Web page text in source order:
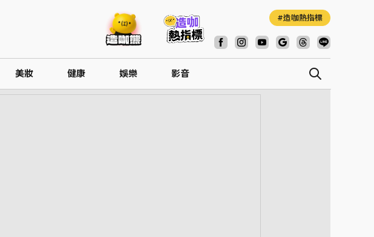
造咖熱指標
美妝 健康 娛樂 影音